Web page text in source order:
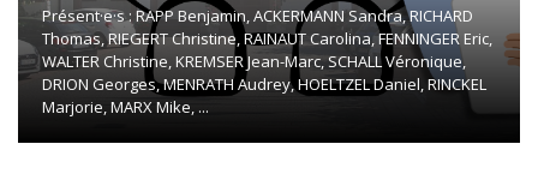
Présent·e·s : RAPP Benjamin, ACKERMANN Sandra, RICHARD
Thomas, RIEGERT Christine, RAINAUT Carolina, FENNINGER Eric,
WALTER Christine, KREMSER Jean-Marc, SCHALL Véronique,
DRION Georges, MENRATH Audrey, HOELTZEL Daniel, RINCKEL
Marjorie, MARX Mike, ...